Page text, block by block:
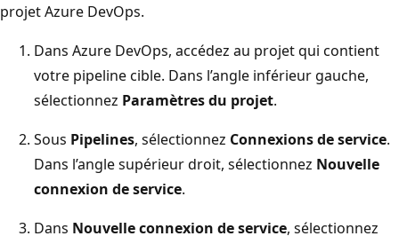
projet Azure DevOps.
Dans Azure DevOps, accédez au projet qui contient
votre pipeline cible. Dans l’angle inférieur gauche,
sélectionnez Paramètres du projet.
Sous Pipelines, sélectionnez Connexions de service.
Dans l’angle supérieur droit, sélectionnez Nouvelle
connexion de service.
Dans Nouvelle connexion de service, sélectionnez